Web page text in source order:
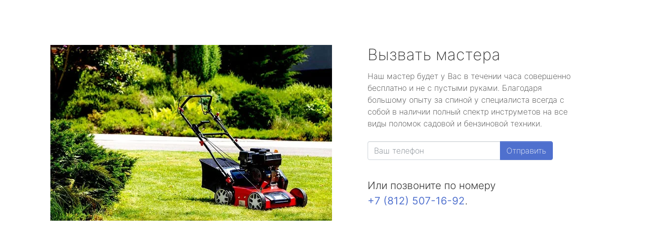
Вызвать мастера
Наш мастер будет у Вас в течении часа совершенно
бесплатно и не с пустыми руками. Благодаря
большому опыту за спиной у специалиста всегда с
собой в наличии полный спектр инструметов на все
виды поломок садовой и бензиновой техники.
Отправить
Или позвоните по номеру
+7 (812) 507-16-92.